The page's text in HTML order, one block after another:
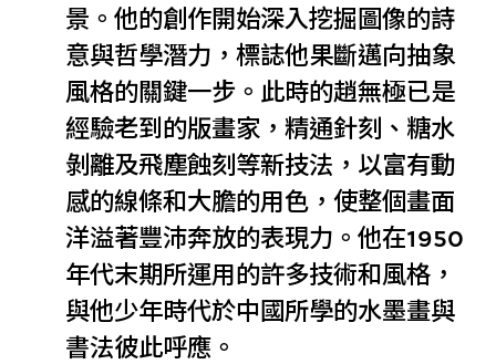
景。他的創作開始深入挖掘圖像的詩
意與哲學潛力，標誌他果斷邁向抽象
風格的關鍵一步。此時的趙無極已是
經驗老到的版畫家，精通針刻、糖水
剝離及飛塵蝕刻等新技法，以富有動
感的線條和大膽的用色，使整個畫面
洋溢著豐沛奔放的表現力。他在1950
年代末期所運用的許多技術和風格，
與他少年時代於中國所學的水墨畫與
書法彼此呼應。